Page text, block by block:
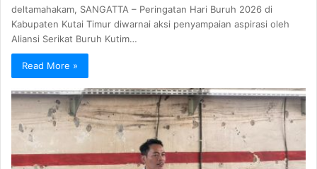
deltamahakam, SANGATTA – Peringatan Hari Buruh 2026 di
Kabupaten Kutai Timur diwarnai aksi penyampaian aspirasi oleh
Aliansi Serikat Buruh Kutim…
Read More »